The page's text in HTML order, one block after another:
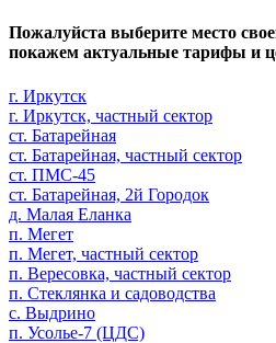
Пожалуйста выберите место
покажем актуальные тарифы и
г. Иркутск
г. Иркутск, частный сектор
ст. Батарейная
ст. Батарейная, частный сектор
ст. ПМС-45
ст. Батарейная, 2й Городок
д. Малая Еланка
п. Мегет
п. Мегет, частный сектор
п. Вересовка, частный сектор
п. Стеклянка и садоводства
с. Выдрино
п. Усолье-7 (ЦДС)